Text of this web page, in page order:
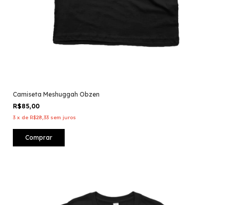
Camiseta Meshuggah Obzen
R$85,00
3 x de R$28,33 sem juros
Comprar